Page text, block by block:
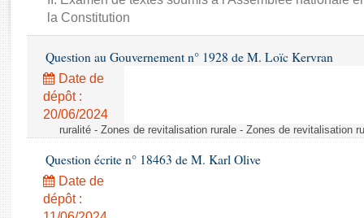
Rapports d'enquête
Rapports législatifs
Baromètre de l’application des lois
Dossiers législatifs
Budget et sécurité sociale
la Constitution
Question au Gouvernement n° 1928 de M. Loïc Kervran
Date de
dépôt :
20/06/2024
ruralité - Zones de revitalisation rurale - Zones de revitalisation
Question écrite n° 18463 de M. Karl Olive
Date de
dépôt :